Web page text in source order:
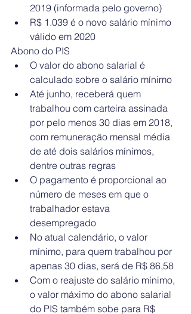
2019 (informada pelo governo)
R$ 1.039 é o novo salário mínimo
válido em 2020
Abono do PIS
O valor do abono salarial é
calculado sobre o salário mínimo
Até junho, receberá quem
trabalhou com carteira assinada
por pelo menos 30 dias em 2018,
com remuneração mensal média
de até dois salários mínimos,
dentre outras regras
O pagamento é proporcional ao
número de meses em que o
trabalhador estava
desempregado
No atual calendário, o valor
mínimo, para quem trabalhou por
apenas 30 dias, será de R$ 86,58
Com o reajuste do salário mínimo,
o valor máximo do abono salarial
do PIS também sobe para R$